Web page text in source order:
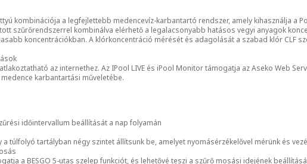
kombinációja a legfejlettebb medencevíz-karbantartó rendszer, amely kihasználja a
szűrőrendszerrel kombinálva elérhető a legalacsonyabb hatásos vegyi anyagok
koncentrációkban. A klórkoncentráció mérését és adagolását a szabad klór CLF
az internethez. Az IPool LIVE és iPool Monitor támogatja az Aseko Web
karbantartási műveletébe.
időintervallum beállítását a nap folyamán
a túlfolyó tartályban négy szintet állítsunk be, amelyet nyomásérzékelővel mérünk és
a BESGO 5-utas szelep funkciót, és lehetővé teszi a szűrő mosási idejének